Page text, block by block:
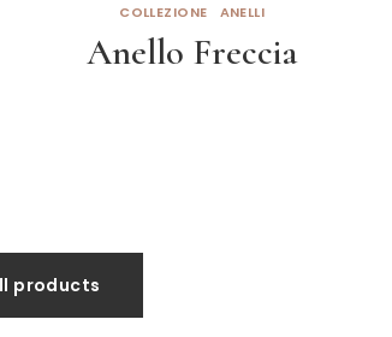
COLLEZIONE ANELLI
Anello Freccia
products